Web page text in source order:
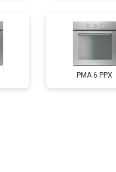
PMA 6 PPX